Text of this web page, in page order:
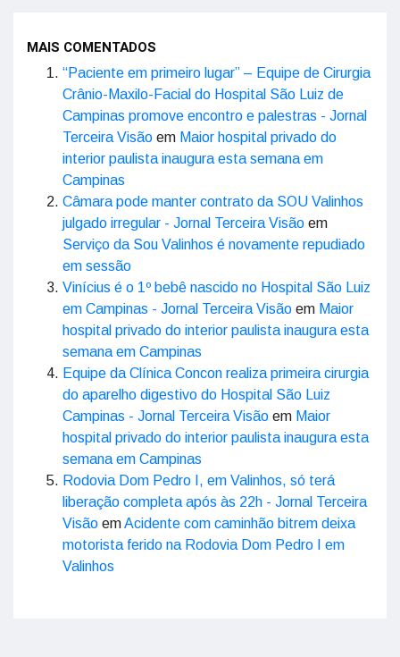
MAIS COMENTADOS
“Paciente em primeiro lugar” – Equipe de Cirurgia
Crânio-Maxilo-Facial do Hospital São Luiz de
Campinas promove encontro e palestras - Jornal
Terceira Visão em Maior hospital privado do
interior paulista inaugura esta semana em
Campinas
Câmara pode manter contrato da SOU Valinhos
julgado irregular - Jornal Terceira Visão em
Serviço da Sou Valinhos é novamente repudiado
em sessão
Vinícius é o 1º bebê nascido no Hospital São Luiz
em Campinas - Jornal Terceira Visão em Maior
hospital privado do interior paulista inaugura esta
semana em Campinas
Equipe da Clínica Concon realiza primeira cirurgia
do aparelho digestivo do Hospital São Luiz
Campinas - Jornal Terceira Visão em Maior
hospital privado do interior paulista inaugura esta
semana em Campinas
Rodovia Dom Pedro I, em Valinhos, só terá
liberação completa após às 22h - Jornal Terceira
Visão emAcidente com caminhão bitrem deixa
motorista ferido na Rodovia Dom Pedro I em
Valinhos